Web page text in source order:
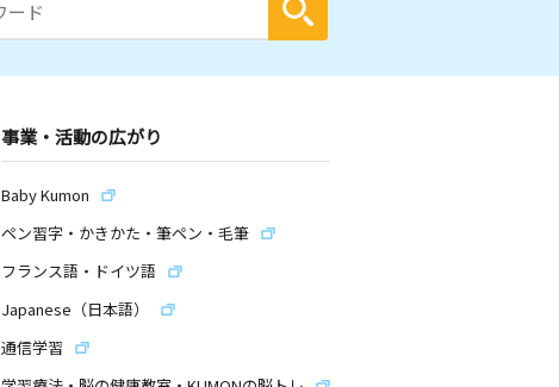
事業・活動の広がり
Baby Kumon
ペン習字・かきかた・筆ペン・毛筆
フランス語・ドイツ語
Japanese（日本語）
通信学習